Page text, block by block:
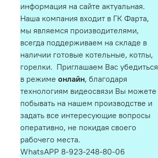
информация на сайте актуальная.
Наша компания входит в ГК Фарта,
мы являемся производителями,
всегда поддерживаем на складе в
наличии готовые котельные, котлы,
горелки. Приглашаем Вас убедиться
в режиме онлайн, благодаря
технологиям видеосвязи Вы можете
побывать на нашем производстве и
задать все интересующие вопросы
оперативно, не покидая своего
рабочего места.
WhatsAPP 8-923-248-80-06